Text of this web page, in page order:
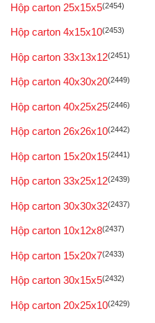
Hộp carton 25x15x5(2454)
Hộp carton 4x15x10(2453)
Hộp carton 33x13x12(2451)
Hộp carton 40x30x20(2449)
Hộp carton 40x25x25(2446)
Hộp carton 26x26x10(2442)
Hộp carton 15x20x15(2441)
Hộp carton 33x25x12(2439)
Hộp carton 30x30x32(2437)
Hộp carton 10x12x8(2437)
Hộp carton 15x20x7(2433)
Hộp carton 30x15x5(2432)
Hộp carton 20x25x10(2429)